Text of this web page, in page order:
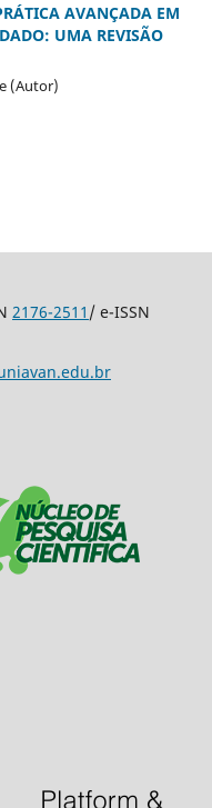
AVANÇADA EM
UMA REVISÃO
(Autor)
2176-2511 / e-ISSN